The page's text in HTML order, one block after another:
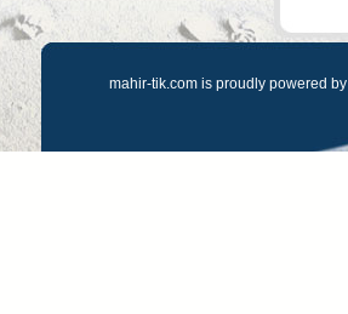
mahir-tik.com is proudly powered by